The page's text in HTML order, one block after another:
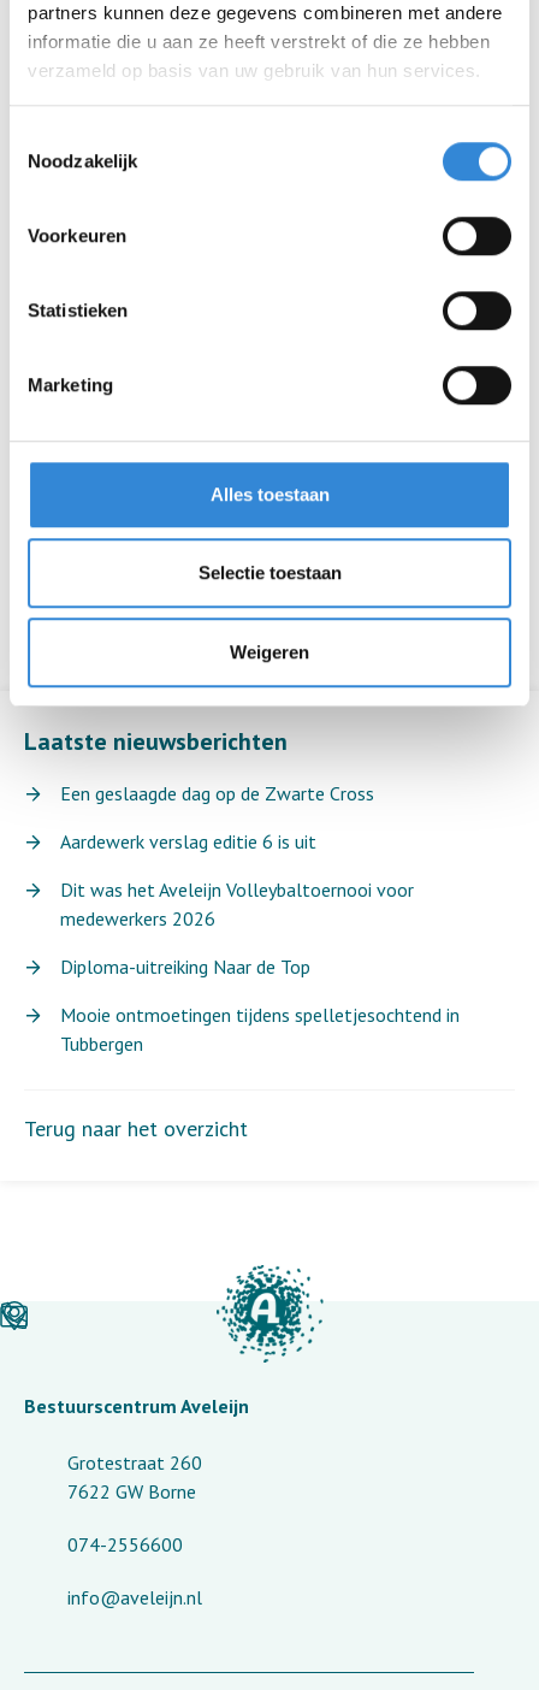
partners kunnen deze gegevens combineren met andere
informatie die u aan ze heeft verstrekt of die ze hebben
verzameld op basis van uw gebruik van hun services.
Noodzakelijk
Voorkeuren
Statistieken
Marketing
Alles toestaan
Selectie toestaan
Weigeren
Laatste nieuwsberichten
Een geslaagde dag op de Zwarte Cross
Aardewerk verslag editie 6 is uit
Dit was het Aveleijn Volleybaltoernooi voor
medewerkers 2026
Diploma-uitreiking Naar de Top
Mooie ontmoetingen tijdens spelletjesochtend in
Tubbergen
Terug naar het overzicht
Voswinkelweg 7
7582 PG Losser
Bestuurscentrum Aveleijn
Grotestraat 260
7622 GW Borne
074-2556600
info@aveleijn.nl